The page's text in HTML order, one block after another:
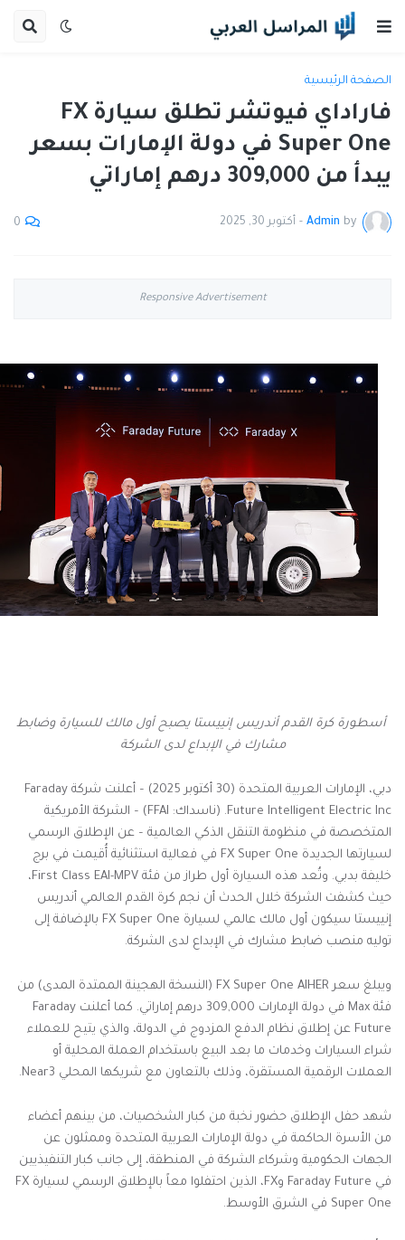
الصفحة الرئيسية
فاراداي فيوتشر تطلق سيارة FX
Super One في دولة الإمارات بسعر
يبدأ من 309,000 درهم إماراتي
by
Admin
- أكتوبر 30, 2025 0
Responsive Advertisement
أسطورة كرة القدم أندريس إنييستا يصبح أول مالك للسيارة وضابط
مشارك في الإبداع لدى الشركة
دبي، الإمارات العربية المتحدة (30 أكتوبر 2025) – أعلنت شركة Faraday
Future Intelligent Electric Inc. (ناسداك: FFAI) – الشركة الأمريكية
المتخصصة في منظومة التنقل الذكي العالمية – عن الإطلاق الرسمي
لسيارتها الجديدة FX Super One في فعالية استثنائية أُقيمت في برج
خليفة بدبي. وتُعد هذه السيارة أول طراز من فئة First Class EAI-MPV،
حيث كشفت الشركة خلال الحدث أن نجم كرة القدم العالمي أندريس
إنييستا سيكون أول مالك عالمي لسيارة FX Super One بالإضافة إلى
توليه منصب ضابط مشارك في الإبداع لدى الشركة.
ويبلغ سعر FX Super One AIHER (النسخة الهجينة الممتدة المدى) من
فئة Max في دولة الإمارات 309,000 درهم إماراتي. كما أعلنت Faraday
Future عن إطلاق نظام الدفع المزدوج في الدولة، والذي يتيح للعملاء
شراء السيارات وخدمات ما بعد البيع باستخدام العملة المحلية أو
العملات الرقمية المستقرة، وذلك بالتعاون مع شريكها المحلي Near3.
شهد حفل الإطلاق حضور نخبة من كبار الشخصيات، من بينهم أعضاء
من الأسرة الحاكمة في دولة الإمارات العربية المتحدة وممثلون عن
الجهات الحكومية وشركاء الشركة في المنطقة، إلى جانب كبار التنفيذيين
في Faraday Future وFX، الذين احتفلوا معاً بالإطلاق الرسمي لسيارة FX
Super One في الشرق الأوسط.